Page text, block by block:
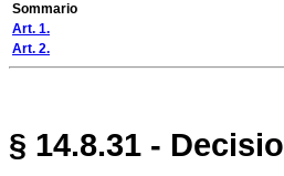
Sommario
Art. 1.
Art. 2.
§ 14.8.31 -